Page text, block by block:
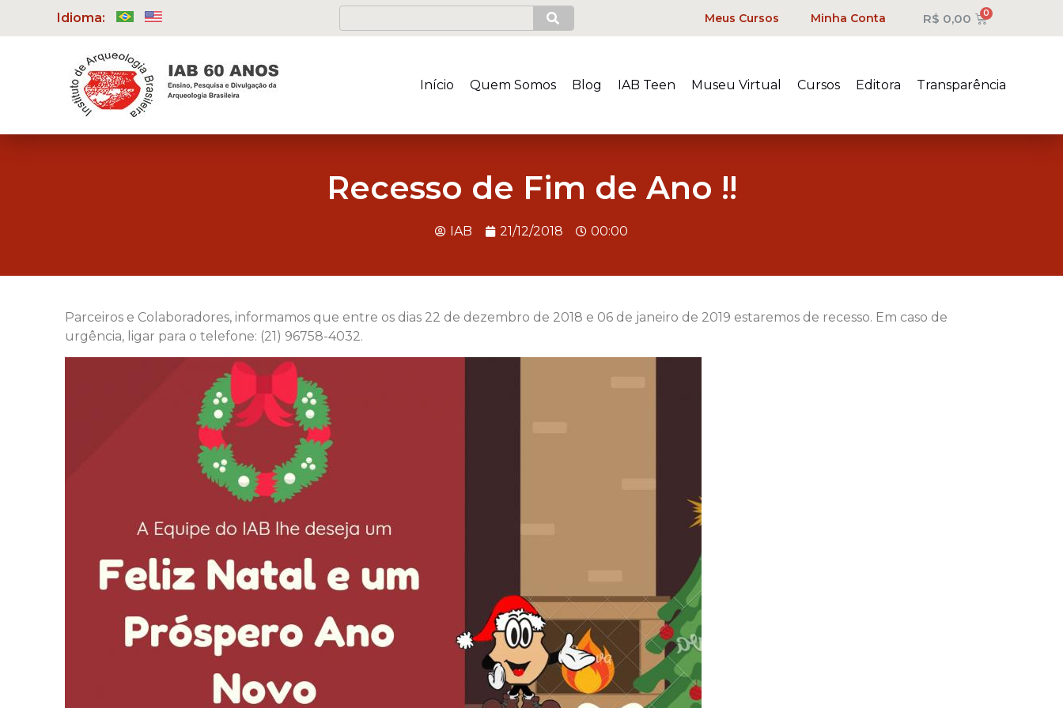
Idioma: Meus Cursos Minha Conta R$ 0,00
Início Quem Somos Blog IAB Teen Museu Virtual Cursos Editora Transparência
Recesso de Fim de Ano !!
IAB 21/12/2018 00:00
Parceiros e Colaboradores, informamos que entre os dias 22 de dezembro de 2018 e 06 de janeiro de 2019 estaremos de recesso. Em caso de
urgência, ligar para o telefone: (21) 96758-4032.